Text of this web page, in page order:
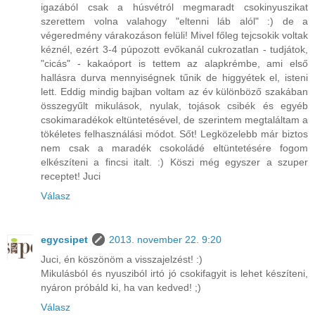
igazából csak a húsvétról megmaradt csokinyuszikat
szerettem volna valahogy "eltenni láb alól" :) de a
végeredmény várakozáson felüli! Mivel főleg tejcsokik voltak
kéznél, ezért 3-4 púpozott evőkanál cukrozatlan - tudjátok,
"cicás" - kakaóport is tettem az alapkrémbe, ami első
hallásra durva mennyiségnek tűnik de higgyétek el, isteni
lett. Eddig mindig bajban voltam az év különböző szakában
összegyűlt mikulások, nyulak, tojások csibék és egyéb
csokimaradékok eltüntetésével, de szerintem megtaláltam a
tökéletes felhasználási módot. Sőt! Legközelebb már biztos
nem csak a maradék csokoládé eltüntetésére fogom
elkészíteni a fincsi italt. :) Köszi még egyszer a szuper
receptet! Juci
Válasz
egycsipet
2013. november 22. 9:20
Juci, én köszönöm a visszajelzést! :)
Mikulásból és nyusziból irtó jó csokifagyit is lehet készíteni,
nyáron próbáld ki, ha van kedved! ;)
Válasz